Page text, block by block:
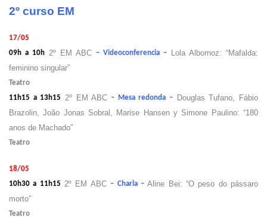
2º curso EM
17/05
09h a 10h 2º EM ABC – Videoconferencia – Lola Albornoz: “Mafalda:
feminino singular”
Teatro
11h15 a 13h15
2º EM ABC – Mesa redonda – Douglas Tufano, Fábio
Brazolin, João Jonas Sobral, Marise Hansen y Simone Paulino: “180
anos de Machado”
Teatro
18/05
10h30 a 11h15
2º EM ABC – Charla – Aline Bei: “O peso do pássaro
morto”
Teatro